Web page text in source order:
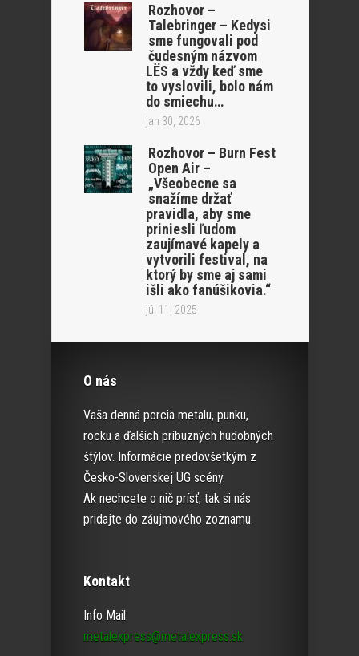
Rozhovor –
Talebringer – Kedysi
sme fungovali pod
čudesným názvom
LËS a vždy keď sme
to vyslovili, bolo nám
do smiechu…
jan 30, 2026
Rozhovor – Burn Fest
Open Air –
„Všeobecne sa
snažíme držať
pravidla, aby sme
priniesli ľudom
zaujímavé kapely a
vytvorili festival, na
ktorý by sme aj sami
išli ako fanúšikovia.“
júl 11, 2025
O nás
Vaša denná porcia metalu, punku,
rocku a ďalších príbuzných hudobných
štýlov. Informácie predovšetkým z
Česko-Slovenskej UG scény.
Ak nechcete o nič prísť, tak si nás
pridajte do záujmového zoznamu.
Kontakt
Info Mail:
metalexpress@metalexpress.sk